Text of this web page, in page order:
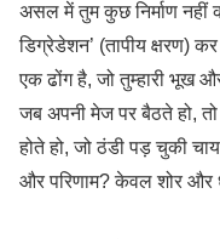
असल में तुम कुछ निर्माण नहीं
डिग्रेडेशन’ (तापीय क्षरण)
एक ढोंग है, जो तुम्हारी भूख
जब अपनी मेज पर बैठते हो, तो
होते हो, जो ठंडी पड़ चुकी
और परिणाम? केवल शोर